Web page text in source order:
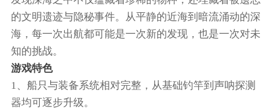
的文明遗迹与隐秘事件。从平静的近海到暗流涌动的深
海，每一次出航都可能是一次新的发现，也是一次对未
知的挑战。
游戏特色
1、船只与装备系统相对完整，从基础钓竿到声呐探测
器均可逐步升级。